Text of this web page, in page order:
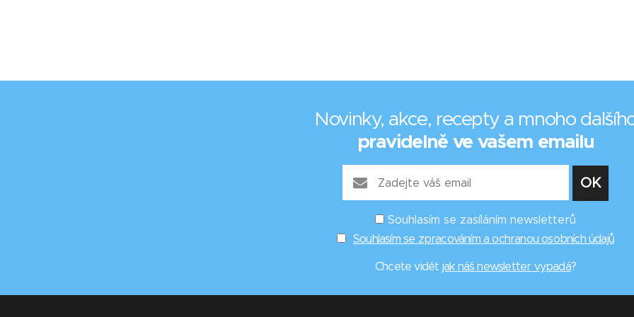
Novinky, akce, recepty a mnoho
pravidelně ve vašem emailu
Souhlasím se zasíláním newsletterů
Souhlasím se zpracováním a ochranou osobních údajů
Chcete vidět jak náš newsletter vypadá?